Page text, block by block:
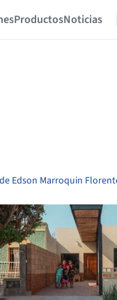
ProductosNoticias
Edson Marroquin